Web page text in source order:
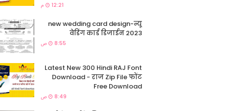
12:21 م
new wedding card design-न्यू
वेडिंग कार्ड डिजाईन 2023
8:55 ص
Latest New 300 Hindi RAJ Font
Download - राज Zip File फोंट
Free Download
8:49 ص